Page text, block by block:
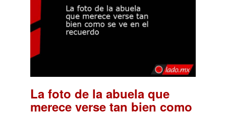
La foto de la abuela que
merece verse tan bien como